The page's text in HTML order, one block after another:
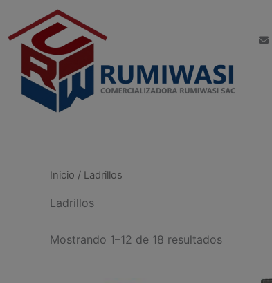
contenido
Inicio / Ladrillos
Ladrillos
Mostrando 1–12 de 18 resultados
últimos